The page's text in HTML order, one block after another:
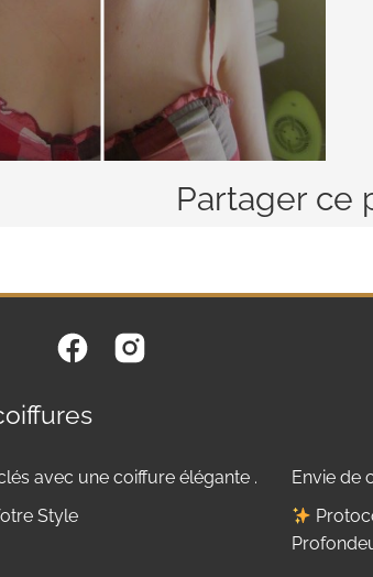
Partager ce
avec une coiffure élégante .
Envie de
Style